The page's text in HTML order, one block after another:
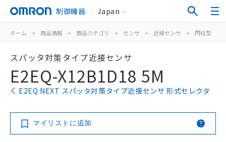
制御機器 Japan
ホーム > 商品情報 > 商品カテゴリ > センサ > 近接センサ > 円柱型
スパッタ対策タイプ近接センサ
E2EQ-X12B1D18 5M
E2EQ NEXT スパッタ対策タイプ近接センサ 形式セレクタ
マイリストに追加